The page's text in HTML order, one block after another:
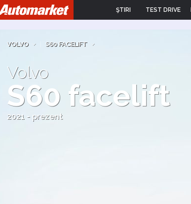
ŞTIRI TEST DRIVE
VOLVO S60 FACELIFT
Volvo
S60 facelift
2021 - prezent